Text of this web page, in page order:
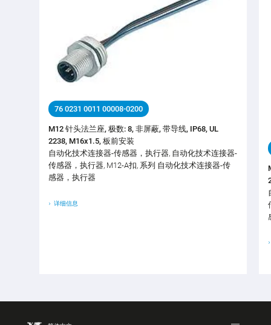
76 0231 0011 00008-0200
M12 针头法兰座, 极数: 8, 非屏蔽, 带导线, IP68, UL
2238, M16x1.5, 板前安装
自动化技术连接器-传感器，执行器, 自动化技术连接器-
传感器，执行器, M12-A扣, 系列 自动化技术连接器-传
感器，执行器
详细信息